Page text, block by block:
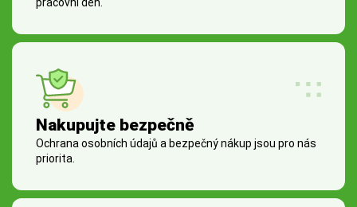
Nakupujte bezpečně
Ochrana osobních údajů a bezpečný nákup jsou pro nás
priorita.